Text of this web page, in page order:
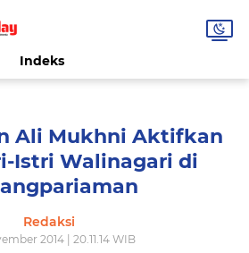
Indeks
Ali Mukhni Aktifkan
Istri Walinagari di
Redaksi
2014 | 20.11.14 WIB